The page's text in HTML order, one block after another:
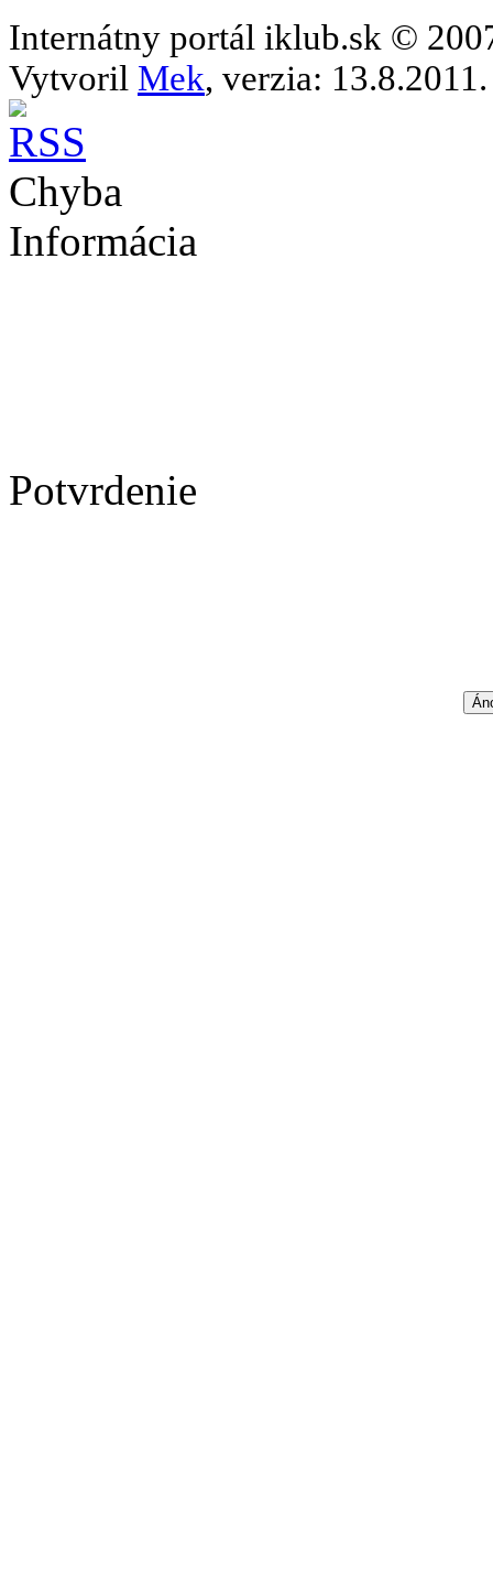
Internátny portál iklub.sk ©
Vytvoril Mek, verzia: 13.8.2011.
Chyba
Informácia
Potvrdenie